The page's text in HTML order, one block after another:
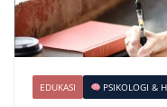
EDUKASI PSIKOLOGI &